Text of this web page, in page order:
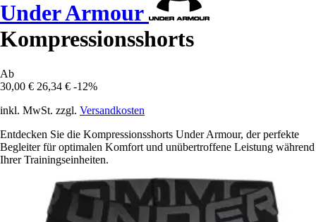
Under Armour
Kompressionsshorts
Ab
30,00 € 26,34 € -12%
inkl. MwSt. zzgl. Versandkosten
Entdecken Sie die Kompressionsshorts Under Armour, der perfekte
Begleiter für optimalen Komfort und unübertroffene Leistung während
Ihrer Trainingseinheiten.